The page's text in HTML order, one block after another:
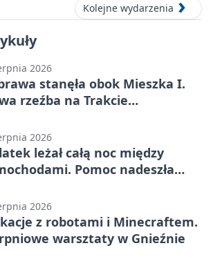
Kolejne wydarzenia
2026
stanęła obok Mieszka I.
rzeźba na Trakcie
2026
leżał całą noc między
Pomoc nadeszła
2026
z robotami i Minecraftem.
warsztaty w Gnieźnie